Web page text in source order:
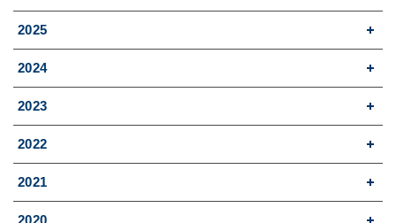
2025
2024
2023
2022
2021
2020